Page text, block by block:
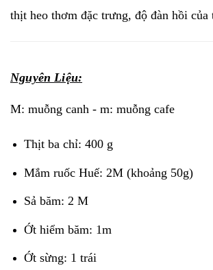
thịt heo thơm đặc trưng, độ đàn hồi của
Nguyên Liệu:
M: muỗng canh - m: muỗng cafe
Thịt ba chỉ: 400 g
Mắm ruốc Huế: 2M (khoảng 50g)
Sả băm: 2 M
Ớt hiểm băm: 1m
Ớt sừng: 1 trái